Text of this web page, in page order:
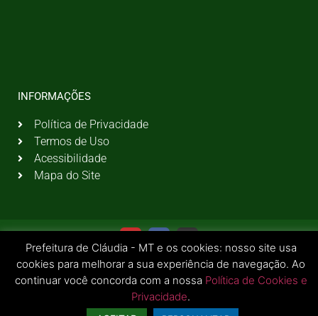
INFORMAÇÕES
Política de Privacidade
Termos de Uso
Acessibilidade
Mapa do Site
© 2026 Todos os Direitos Reservados | Prefeitura Municipal de Cláudia - MT
Prefeitura de Cláudia - MT e os cookies: nosso site usa
cookies para melhorar a sua experiência de navegação. Ao
continuar você concorda com a nossa Política de Cookies e
Privacidade.